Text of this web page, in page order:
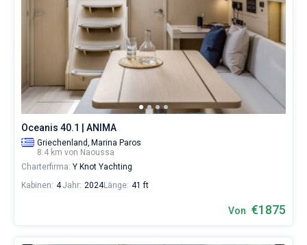
Oceanis 40.1 | ANIMA
Griechenland, Marina Paros
8.4 km von Naoussa
Charterfirma: Y Knot Yachting
Kabinen: 4Jahr: 2024Länge: 41 ft
Von €1875